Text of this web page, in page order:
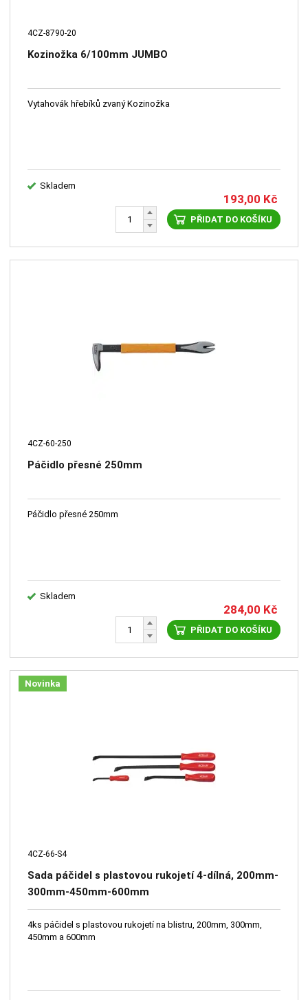
4CZ-8790-20
Kozinožka 6/100mm JUMBO
Vytahovák hřebíků zvaný Kozinožka
Skladem
193,00 Kč
PŘIDAT DO KOŠÍKU
4CZ-60-250
Páčidlo přesné 250mm
Páčidlo přesné 250mm
Skladem
284,00 Kč
PŘIDAT DO KOŠÍKU
Novinka
4CZ-66-S4
Sada páčidel s plastovou rukojetí 4-dílná, 200mm-
300mm-450mm-600mm
4ks páčidel s plastovou rukojetí na blistru, 200mm, 300mm,
450mm a 600mm